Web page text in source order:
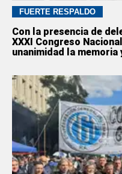
FUERTE RESPALDO
Con la presencia de
XXXI Congreso
unanimidad la memoria